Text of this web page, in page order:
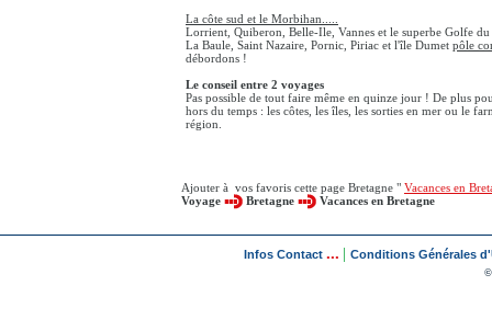
La côte sud et le Morbihan.....
Lorrient, Quiberon, Belle-Ile, Vannes et le superbe Golfe
La Baule, Saint Nazaire, Pornic, Piriac et l'île Dumet pôle
débordons !
Le conseil entre 2 voyages
Pas possible de tout faire même en quinze jour ! De plus
hors du temps : les côtes, les îles, les sorties en mer ou le
région.
Ajouter à vos favoris cette page Bretagne " Vacances en
Voyage
Bretagne Vacances en Bretagne
Infos Contact ... Conditions Générales
©